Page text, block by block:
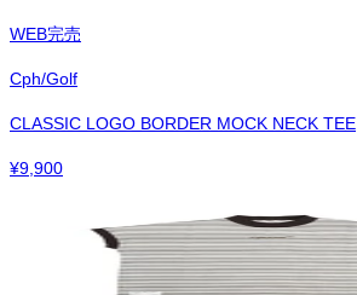
WEB完売
Cph/Golf
CLASSIC LOGO BORDER MOCK NECK TEE
¥9,900